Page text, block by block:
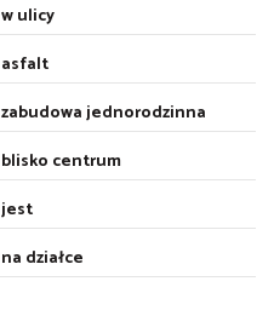
w ulicy
asfalt
zabudowa jednorodzinna
blisko centrum
jest
na działce